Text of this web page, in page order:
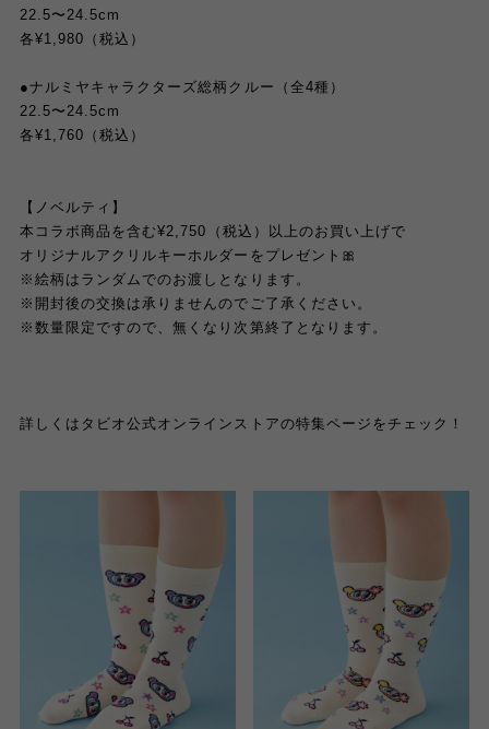
22.5〜24.5cm
各¥1,980（税込）
●ナルミヤキャラクターズ総柄クルー（全4種）
22.5〜24.5cm
各¥1,760（税込）
【ノベルティ】
本コラボ商品を含む¥2,750（税込）以上のお買い上げで
オリジナルアクリルキーホルダーをプレゼント🎀
※絵柄はランダムでのお渡しとなります。
※開封後の交換は承りませんのでご了承ください。
※数量限定ですので、無くなり次第終了となります。
詳しくはタビオ公式オンラインストアの特集ページをチェック！